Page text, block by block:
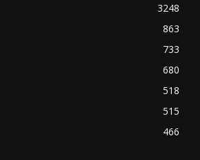
3248
863
733
680
518
515
466